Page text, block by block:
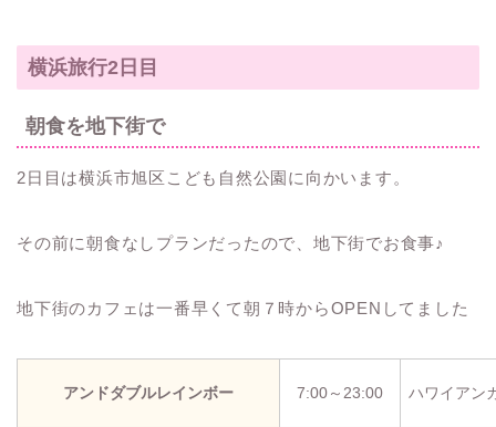
横浜旅行2日目
朝食を地下街で
2日目は横浜市旭区こども自然公園に向かいます。
その前に朝食なしプランだったので、地下街でお食事♪
地下街のカフェは一番早くて朝７時からOPENしてました
アンドダブルレインボー 7:00～23:00 ハワイアン